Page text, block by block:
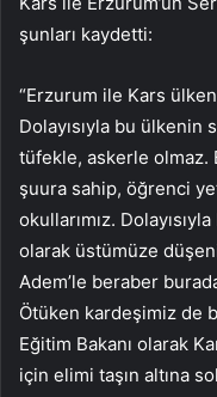
şunları kaydetti:
“Erzurum ile Kars
Dolayısıyla bu ülkenin
tüfekle, askerle olmaz.
şuura sahip, öğrenci
okullarımız.
olarak üstümüze
Adem’le beraber
Ötüken kardeşimiz de
Eğitim Bakanı olarak
için elimi taşın altına